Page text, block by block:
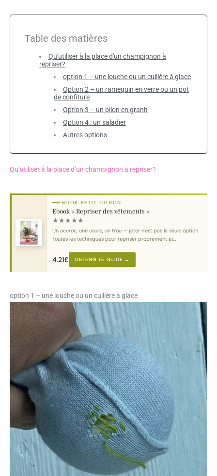
Table des matières
Qu'utiliser à la place d'un champignon à
repriser?
option 1 – une louche ou un cuillère à glace
Option 2 – un ramequin en verre ou un pot
de confiture
Option 3 – un pilon en granit
Option 4 : un saladier
Autres options
Qu’utiliser à la place d’un champignon à repriser?
EBOOK PETIT CITRON
Ebook « Repriser des vêtements »
★★★★★
Un accroc, une usure, un trou — jeter n'est pas la seule option.
Toutes les techniques pour repriser proprement et
4.21£ OBTENIR LE GUIDE →
option 1 – une louche ou un cuillère à glace